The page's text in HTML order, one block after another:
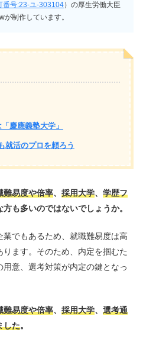
番号:23-ユ-303104）の厚生労働大臣
制作しています。
慶應義塾大学」
就活のプロを頼ろう
難易度や倍率、 採用大学、 学歴フ
方も多いのではないでしょうか。
でもあるため、就職難易度は高
ます。そのため、内定を掴むた
意、選考対策が内定の鍵となっ
難易度や倍率、 採用大学、 選考通
した。